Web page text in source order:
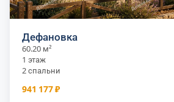
Дефановка
60.20 м²
1 этаж
2 спальни
941 177 ₽